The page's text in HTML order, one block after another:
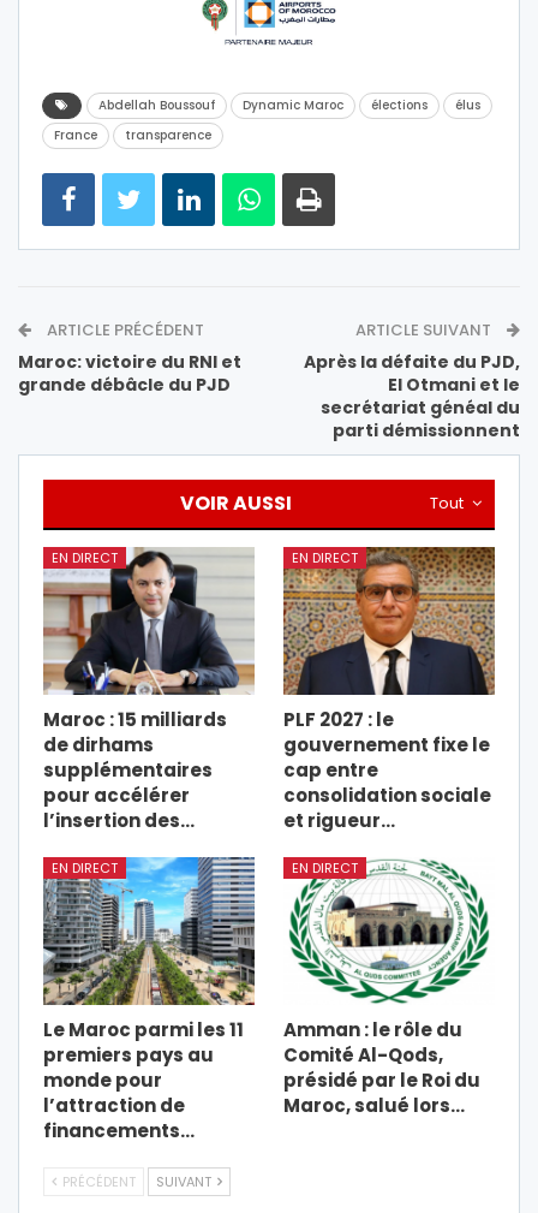
Abdellah Boussouf Dynamic Maroc élections
élus
France
transparence
ARTICLE PRÉCÉDENT
Maroc: victoire du RNI et
grande débâcle du PJD
ARTICLE SUIVANT
Après la défaite du PJD,
El Otmani et le
secrétariat généal du
parti démissionnent
Tout
VOIR AUSSI
EN DIRECT
Maroc : 15 milliards
de dirhams
supplémentaires
pour accélérer
l’insertion des…
EN DIRECT
PLF 2027 : le
gouvernement fixe le
cap entre
consolidation sociale
et rigueur…
EN DIRECT
Le Maroc parmi les 11
premiers pays au
monde pour
l’attraction de
financements…
EN DIRECT
Amman : le rôle du
Comité Al-Qods,
présidé par le Roi du
Maroc, salué lors…
PRÉCÉDENT SUIVANT